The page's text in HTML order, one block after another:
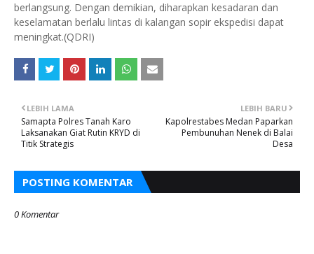
berlangsung. Dengan demikian, diharapkan kesadaran dan
keselamatan berlalu lintas di kalangan sopir ekspedisi dapat
meningkat.(QDRI)
LEBIH BARU
Kapolrestabes Medan Paparkan
Pembunuhan Nenek di Balai
Desa
LEBIH LAMA
Samapta Polres Tanah Karo
Laksanakan Giat Rutin KRYD di
Titik Strategis
POSTING KOMENTAR
0 Komentar